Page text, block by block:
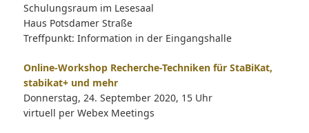
Schulungsraum im Lesesaal
Haus Potsdamer Straße
Treffpunkt: Information in der Eingangshalle
Online-Workshop Recherche-Techniken für StaBiKat,
stabikat+ und mehr
Donnerstag, 24. September 2020, 15 Uhr
virtuell per Webex Meetings